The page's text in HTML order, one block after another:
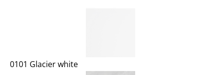
0101 Glacier white